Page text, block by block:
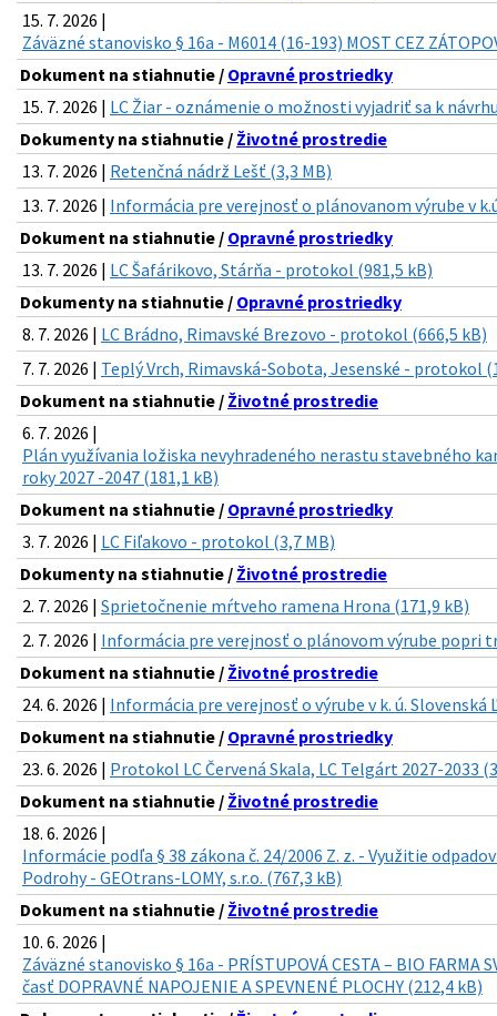
15. 7. 2026 |
Záväzné stanovisko § 16a - M6014 (16-193) MOST CEZ
Dokument na stiahnutie / Opravné prostriedky
15. 7. 2026 | LC Žiar - oznámenie o možnosti vyjadriť sa k
Dokumenty na stiahnutie / Životné prostredie
13. 7. 2026 | Retenčná nádrž Lešť (3,3 MB)
13. 7. 2026 | Informácia pre verejnosť o plánovanom výrube v
Dokument na stiahnutie / Opravné prostriedky
13. 7. 2026 | LC Šafárikovo, Stárňa - protokol (981,5 kB)
Dokumenty na stiahnutie / Opravné prostriedky
8. 7. 2026 | LC Brádno, Rimavské Brezovo - protokol (666,5 kB)
7. 7. 2026 | Teplý Vrch, Rimavská-Sobota, Jesenské - protokol
Dokument na stiahnutie / Životné prostredie
6. 7. 2026 |
Plán využívania ložiska nevyhradeného nerastu stavebného
roky 2027 -2047 (181,1 kB)
Dokument na stiahnutie / Opravné prostriedky
3. 7. 2026 | LC Fiľakovo - protokol (3,7 MB)
Dokumenty na stiahnutie / Životné prostredie
2. 7. 2026 | Sprietočnenie mŕtveho ramena Hrona (171,9 kB)
2. 7. 2026 | Informácia pre verejnosť o plánovom výrube popri
Dokument na stiahnutie / Životné prostredie
24. 6. 2026 | Informácia pre verejnosť o výrube v k. ú. Slovenská
Dokument na stiahnutie / Opravné prostriedky
23. 6. 2026 | Protokol LC Červená Skala, LC Telgárt 2027-2033
Dokument na stiahnutie / Životné prostredie
18. 6. 2026 |
Informácie podľa § 38 zákona č. 24/2006 Z. z. - Využitie
Podrohy - GEOtrans-LOMY, s.r.o. (767,3 kB)
Dokument na stiahnutie / Životné prostredie
10. 6. 2026 |
Záväzné stanovisko § 16a - PRÍSTUPOVÁ CESTA – BIO FARMA
časť DOPRAVNÉ NAPOJENIE A SPEVNENÉ PLOCHY (212,4 kB)